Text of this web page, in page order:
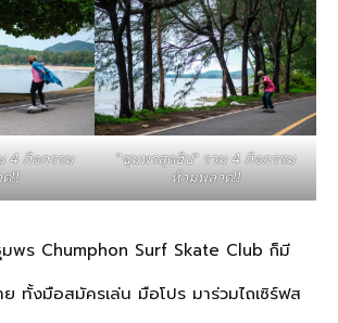
4 กิจกรรม
!!
"ชุมพรสุดฮิป" รวม 4 กิจกรรม
ห้ามพลาด!!
มพร Chumphon Surf Skate Club ก็มี
ย ทั้งมือสมัครเล่น มือโปร มาร่วมไถเซิร์ฟส